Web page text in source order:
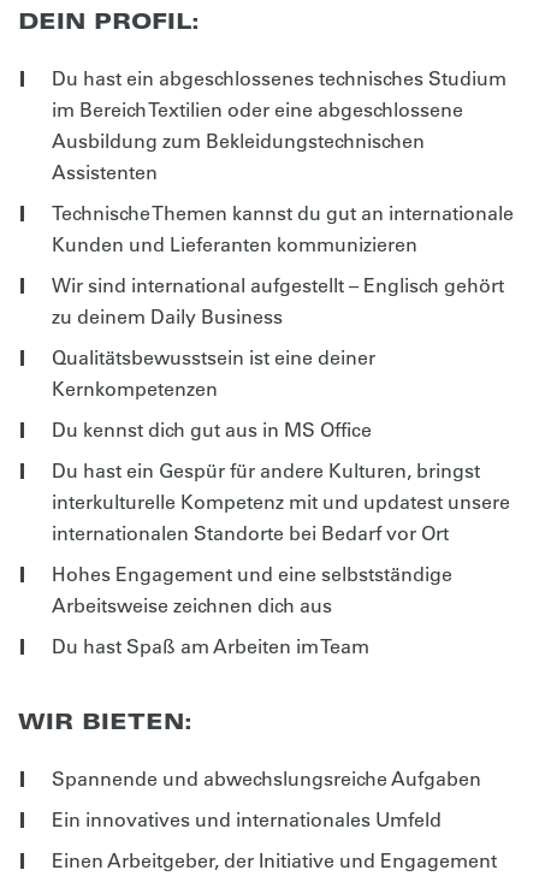
DEIN PROFIL:
Du hast ein abgeschlossenes technisches Studium
im Bereich Textilien oder eine abgeschlossene
Ausbildung zum Bekleidungstechnischen
Assistenten
Technische Themen kannst du gut an internationale
Kunden und Lieferanten kommunizieren
Wir sind international aufgestellt – Englisch gehört
zu deinem Daily Business
Qualitätsbewusstsein ist eine deiner
Kernkompetenzen
Du kennst dich gut aus in MS Office
Du hast ein Gespür für andere Kulturen, bringst
interkulturelle Kompetenz mit und updatest unsere
internationalen Standorte bei Bedarf vor Ort
Hohes Engagement und eine selbstständige
Arbeitsweise zeichnen dich aus
Du hast Spaß am Arbeiten im Team
WIR BIETEN:
Spannende und abwechslungsreiche Aufgaben
Ein innovatives und internationales Umfeld
Einen Arbeitgeber, der Initiative und Engagement